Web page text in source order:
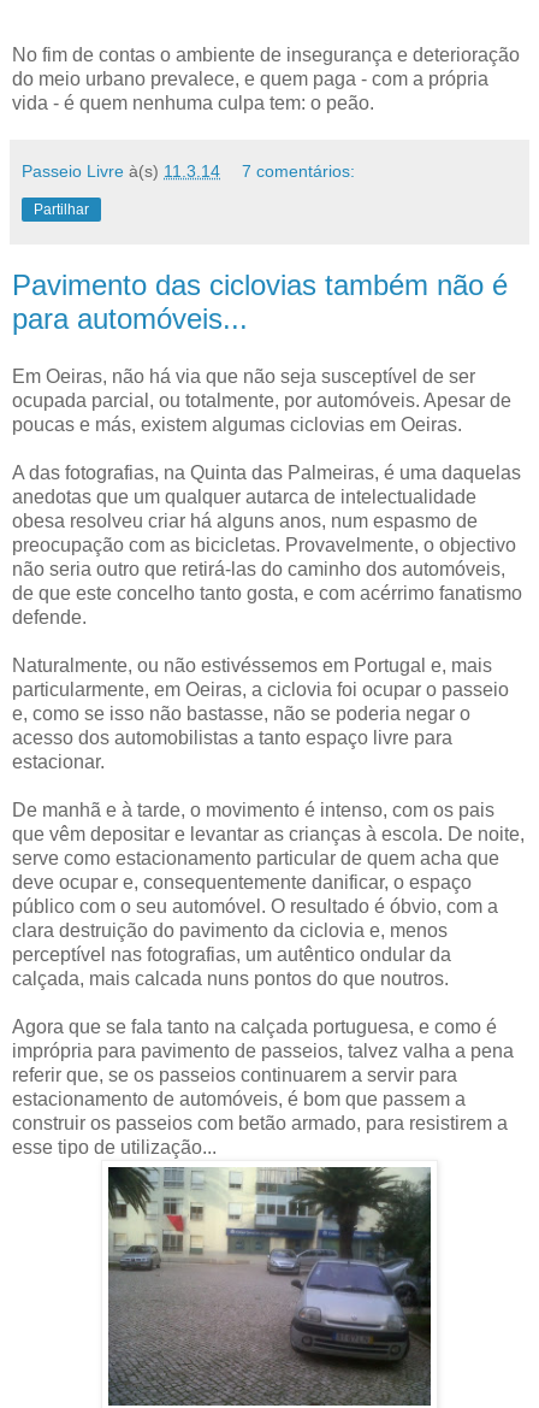
No fim de contas o ambiente de insegurança e deterioração
do meio urbano prevalece, e quem paga - com a própria
vida - é quem nenhuma culpa tem: o peão.
Passeio Livre à(s) 11.3.14 7 comentários:
Partilhar
Pavimento das ciclovias também não é
para automóveis...
Em Oeiras, não há via que não seja susceptível de ser
ocupada parcial, ou totalmente, por automóveis. Apesar de
poucas e más, existem algumas ciclovias em Oeiras.
A das fotografias, na Quinta das Palmeiras, é uma daquelas
anedotas que um qualquer autarca de intelectualidade
obesa resolveu criar há alguns anos, num espasmo de
preocupação com as bicicletas. Provavelmente, o objectivo
não seria outro que retirá-las do caminho dos automóveis,
de que este concelho tanto gosta, e com acérrimo fanatismo
defende.
Naturalmente, ou não estivéssemos em Portugal e, mais
particularmente, em Oeiras, a ciclovia foi ocupar o passeio
e, como se isso não bastasse, não se poderia negar o
acesso dos automobilistas a tanto espaço livre para
estacionar.
De manhã e à tarde, o movimento é intenso, com os pais
que vêm depositar e levantar as crianças à escola. De noite,
serve como estacionamento particular de quem acha que
deve ocupar e, consequentemente danificar, o espaço
público com o seu automóvel. O resultado é óbvio, com a
clara destruição do pavimento da ciclovia e, menos
perceptível nas fotografias, um autêntico ondular da
calçada, mais calcada nuns pontos do que noutros.
Agora que se fala tanto na calçada portuguesa, e como é
imprópria para pavimento de passeios, talvez valha a pena
referir que, se os passeios continuarem a servir para
estacionamento de automóveis, é bom que passem a
construir os passeios com betão armado, para resistirem a
esse tipo de utilização...